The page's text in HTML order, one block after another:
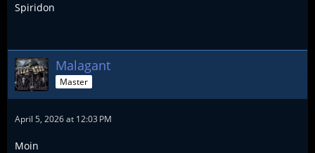
Spiridon
Malagant
Master
April 5, 2026 at 12:03 PM
Moin